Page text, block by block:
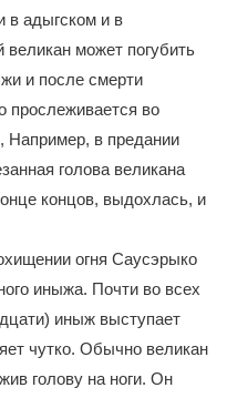
в адыгском и в
великан может погубить
и после смерти
прослеживается во
Например, в предании
голова великана
концов, выдохлась, и
огня Саусэрыко
иныжа. Почти во всех
иныж выступает
чутко. Обычно великан
голову на ноги. Он